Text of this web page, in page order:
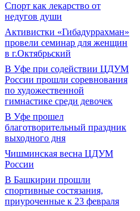
Спорт как лекарство от
недугов души
Активистки «Гибадуррахман»
провели семинар для женщин
в г.Октябрьский
В Уфе при содействии ЦДУМ
России прошли соревнования
по художественной
гимнастике среди девочек
В Уфе прошел
благотворительный праздник
выходного дня
Чишминская весна ЦДУМ
России
В Башкирии прошли
спортивные состязания,
приуроченные к 23 февраля